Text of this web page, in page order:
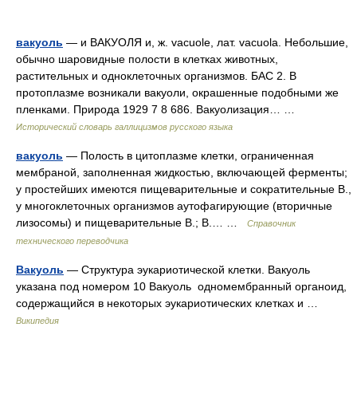
вакуоль — и ВАКУОЛЯ и, ж. vacuole, лат. vacuola. Небольшие,
обычно шаровидные полости в клетках животных,
растительных и одноклеточных организмов. БАС 2. В
протоплазме возникали вакуоли, окрашенные подобными же
пленками. Природа 1929 7 8 686. Вакуолизация… …
Исторический словарь галлицизмов русского языка
вакуоль — Полость в цитоплазме клетки, ограниченная
мембраной, заполненная жидкостью, включающей ферменты;
у простейших имеются пищеварительные и сократительные В.,
у многоклеточных организмов аутофагирующие (вторичные
лизосомы) и пищеварительные В.; В.… …
Справочник
технического переводчика
Вакуоль — Структура эукариотической клетки. Вакуоль
указана под номером 10 Вакуоль одномембранный органоид,
содержащийся в некоторых эукариотических клетках и …
Википедия